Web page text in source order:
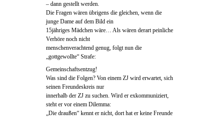
– dann gestellt werden.
Die Fragen wären übrigens die gleichen, wenn die
junge Dame auf dem Bild ein
15jähriges Mädchen wäre… Als wären derart peinliche
Verhöre noch nicht
menschenverachtend genug, folgt nun die
„gottgewollte“ Strafe:
Gemeinschaftsentzug!
Was sind die Folgen? Von einem ZJ wird erwartet, sich
seinen Freundeskreis nur
innerhalb der ZJ zu suchen. Wird er exkommuniziert,
steht er vor einem Dilemma:
„Die draußen“ kennt er nicht, dort hat er keine Freunde